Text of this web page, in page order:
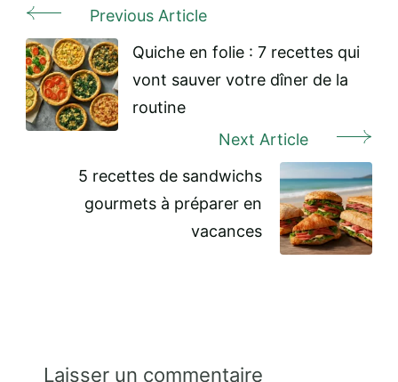
Post
Navigation
Previous Article
Quiche en folie : 7 recettes qui
vont sauver votre dîner de la
routine
Next Article
5 recettes de sandwichs
gourmets à préparer en
vacances
Laisser un commentaire